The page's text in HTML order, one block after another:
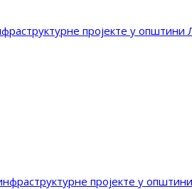
пројекте у општини
пројекте у